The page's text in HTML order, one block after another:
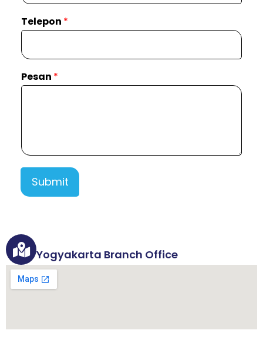
Telepon *
Pesan *
Submit
Yogyakarta Branch Office